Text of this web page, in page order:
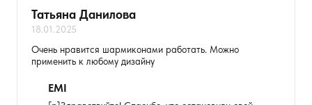
Добавьте фото
Татьяна Данилова
18.01.2025
Очень нравится шармиконами работать. Можно
применить к любому дизайну
EMI